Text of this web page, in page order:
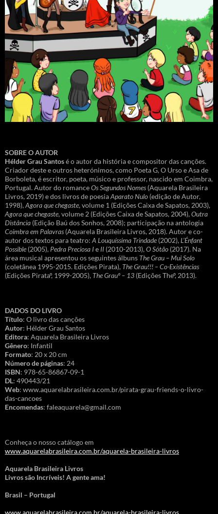
SOBRE O AUTOR
Hélder Grau Santosé o autor da história e compositor das canções.
Criador deste e outros heterónimos, como Poeta G, O Urso e Asa de
Borboleta, é escritor, poeta, músico e professor, nascido em Coimbra,
Portugal. Autor do romanceOs Segundos Nomes (Aquarela Brasileira
Livros, 2019) e dos livros de poesiaAparato Nulo (edição de Autor,
1998),Agora que chegaste, volume 1 (Edições Caixa de Sapatos, 2003),
Agora que chegaste, volume 2 (Edições Caixa de Sapatos, 2004),Outra
Distância (Edição Baú dos Sonhos, 2008); participação na antologia
Coimbra em Palavras (Aquarela Brasileira Livros, 2018). Autor e co-
autor dos textos para teatro: A Louquíssima Trindade (2002),L’Énfant
Possible (2005), Pedra Preciosa Ie II (2010-2013),O Sótão (2017). Na
área musical apresentou os seguintes álbuns The Grau – Mui Solo
(coletânea 1995-2015. Edições Pirata), The Grau!!! – Co-Existências
(Edições Pirataº, 1999-2005), The Grauº – 13 (Edições Theº, 2013).
DADOS DO LIVRO
Título: O livro das canções
Autor: Hélder Grau Santos
Editora: Aquarela Brasileira Livros
Gênero: Infantil
Formato: 20 x 20 cm
Número de páginas: 24
ISBN: 978-65-86867-09-1
DL: 490443/21
Web: www.aquarelabrasileira.com.br/pirata-grau-friends-o-livro-
das-cancoes
Encomendas: faleaquarela@gmail.com
Conheça o nosso catálogo em
www.aquarelabrasileira.com.br/aquarela-brasileira-livros
Aquarela Brasileira Livros
Livros são Incríveis! A gente ama!
Brasil – Portugal
www.aquarelabrasileira.com.br/aquarela-brasileira-livros